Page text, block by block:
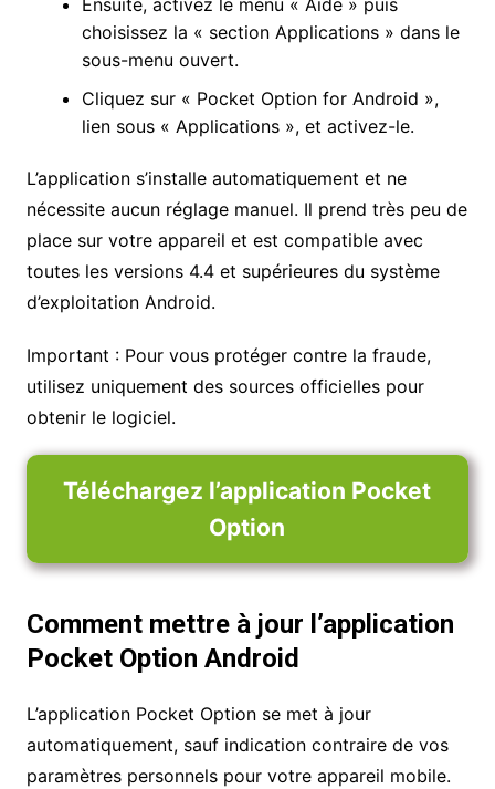
Ensuite, activez le menu « Aide » puis
choisissez la « section Applications » dans le
sous-menu ouvert.
Cliquez sur « Pocket Option for Android »,
lien sous « Applications », et activez-le.
L’application s’installe automatiquement et ne
nécessite aucun réglage manuel. Il prend très peu de
place sur votre appareil et est compatible avec
toutes les versions 4.4 et supérieures du système
d’exploitation Android.
Important : Pour vous protéger contre la fraude,
utilisez uniquement des sources officielles pour
obtenir le logiciel.
Téléchargez l’application Pocket
Option
Comment mettre à jour l’application
Pocket Option Android
L’application Pocket Option se met à jour
automatiquement, sauf indication contraire de vos
paramètres personnels pour votre appareil mobile.